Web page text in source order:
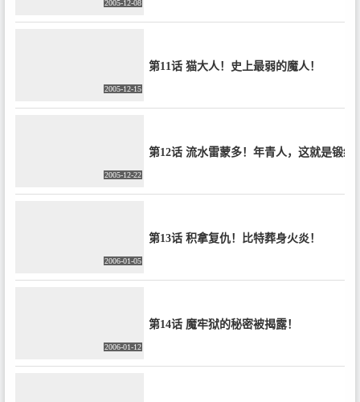
2005-12-08
2005-12-15
第11话 猫大人！史上最弱的魔人！
2005-12-22
第12话 流水雷蒙多！年青人，这就是锻练
2006-01-05
第13话 积拿复仇！比特葬身火炎！
2006-01-12
第14话 魔牢狱的秘密被揭露！